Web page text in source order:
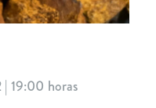
19:00 horas